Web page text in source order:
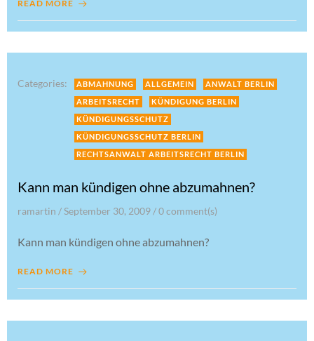
READ MORE
Categories: ABMAHNUNG ALLGEMEIN
ANWALT BERLIN
ARBEITSRECHT
KÜNDIGUNG BERLIN
KÜNDIGUNGSSCHUTZ
KÜNDIGUNGSSCHUTZ BERLIN
RECHTSANWALT ARBEITSRECHT BERLIN
Kann man kündigen ohne abzumahnen?
ramartin /September 30, 2009 /0comment(s)
Kann man kündigen ohne abzumahnen?
READ MORE